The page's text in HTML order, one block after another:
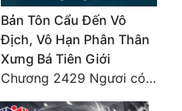
Bản Tôn Cẩu Đến Vô
Địch, Vô Hạn Phân Thân
Xưng Bá Tiên Giới
Chương 2429 Ngươi có tuệ nhãn? Ta có...